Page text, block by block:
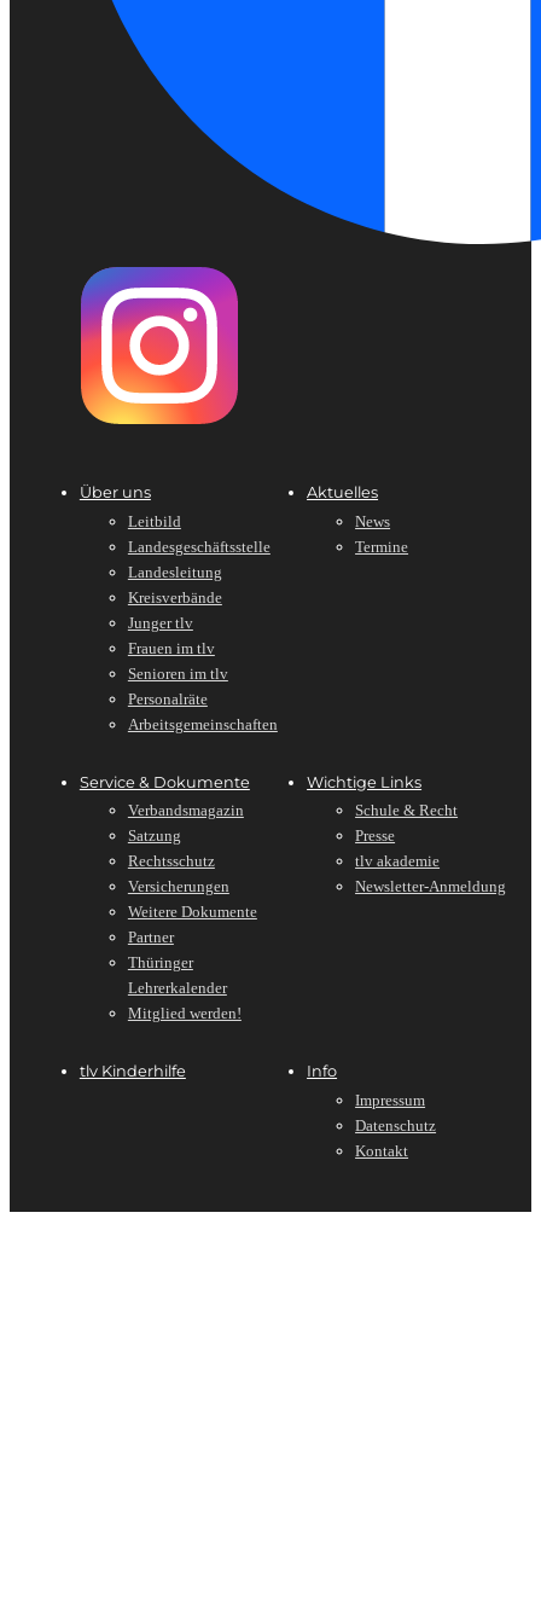
Über uns
Leitbild
Landesgeschäftsstelle
Landesleitung
Kreisverbände
Junger tlv
Frauen im tlv
Senioren im tlv
Personalräte
Arbeitsgemeinschaften
Aktuelles
News
Termine
Service & Dokumente
Verbandsmagazin
Satzung
Rechtsschutz
Versicherungen
Weitere Dokumente
Partner
Thüringer
Lehrerkalender
Mitglied werden!
Wichtige Links
Schule & Recht
Presse
tlv akademie
Newsletter-Anmeldung
tlv Kinderhilfe
Info
Impressum
Datenschutz
Kontakt